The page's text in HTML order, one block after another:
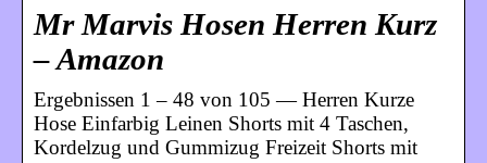
Mr Marvis Hosen Herren Kurz
– Amazon
Ergebnissen 1 – 48 von 105 — Herren Kurze
Hose Einfarbig Leinen Shorts mit 4 Taschen,
Kordelzug und Gummizug Freizeit Shorts mit